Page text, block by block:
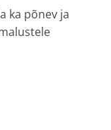
ka põnev ja